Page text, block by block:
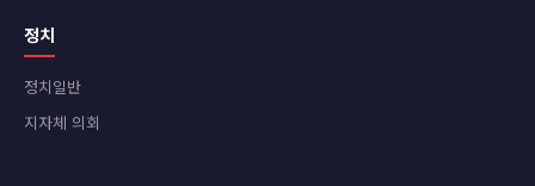
정치
정치일반
지자체 의회